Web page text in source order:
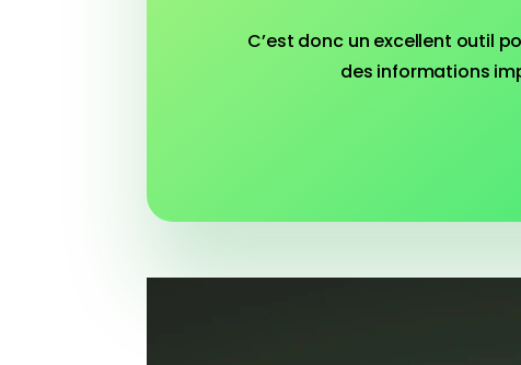
C’est donc un excellent outil
des informations